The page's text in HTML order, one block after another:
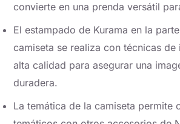
convierte en una prenda versátil
El estampado de Kurama en la
camiseta se realiza con técnicas de
alta calidad para asegurar una
duradera.
La temática de la camiseta permite